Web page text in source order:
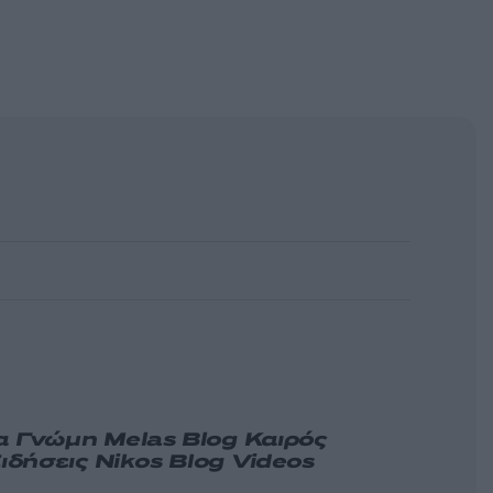
Γνώμη Melas Blog Καιρός
Nikos Blog Videos